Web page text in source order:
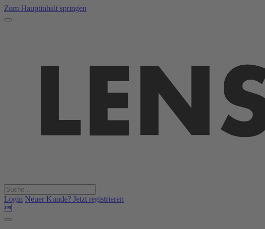
Zum Hauptinhalt springen
Login Neuer Kunde? Jetzt registrieren
